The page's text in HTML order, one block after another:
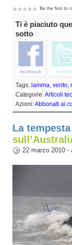
Be the first to
Ti è piaciuto
sotto
Tags: lamma, vento,
Categorie:Articoli
Azioni:Abbonati ai
La
22 marzo 2010 -